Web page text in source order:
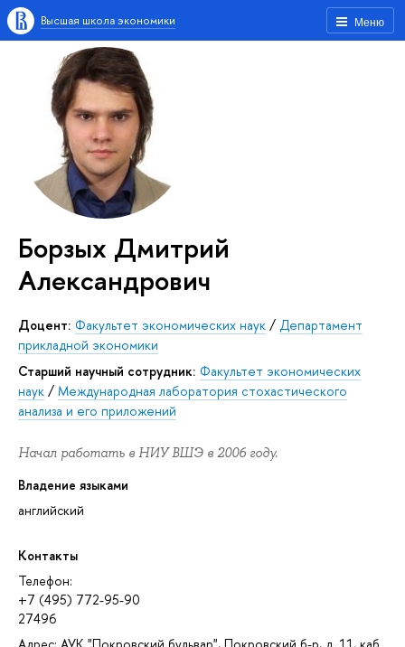
Меню
Высшая школа экономики
Борзых Дмитрий
Александрович
Доцент: Факультет экономических наук / Департамент
прикладной экономики
Старший научный сотрудник: Факультет экономических
наук / Международная лаборатория стохастического
анализа и его приложений
Начал работать в НИУ ВШЭ в 2006 году.
Владение языками
английский
Контакты
Телефон:
+7 (495) 772-95-90
27496